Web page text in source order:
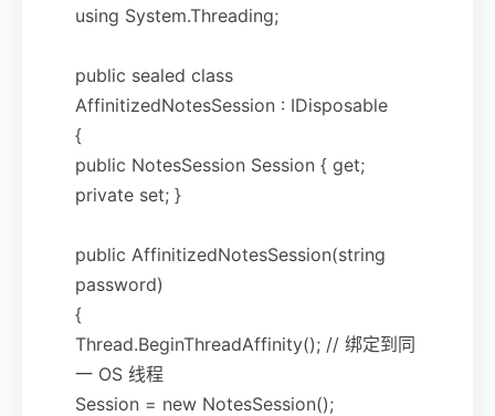
using System.Threading;
public sealed class
AffinitizedNotesSession : IDisposable
{
public NotesSession Session { get;
private set; }
public AffinitizedNotesSession(string
password)
{
Thread.BeginThreadAffinity(); // 绑定到同
一 OS 线程
Session = new NotesSession();